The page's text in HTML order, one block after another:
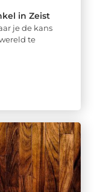
in Zeist
je de kans
te